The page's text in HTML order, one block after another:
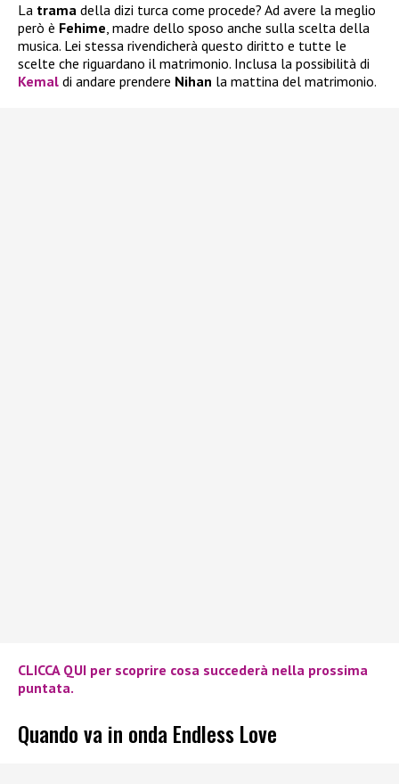
La trama della dizi turca come procede? Ad avere la meglio
però è Fehime, madre dello sposo anche sulla scelta della
musica. Lei stessa rivendicherà questo diritto e tutte le
scelte che riguardano il matrimonio. Inclusa la possibilità di
Kemal di andare prendere Nihan la mattina del matrimonio.
CLICCA QUI per scoprire cosa succederà nella prossima
puntata.
Quando va in onda Endless Love